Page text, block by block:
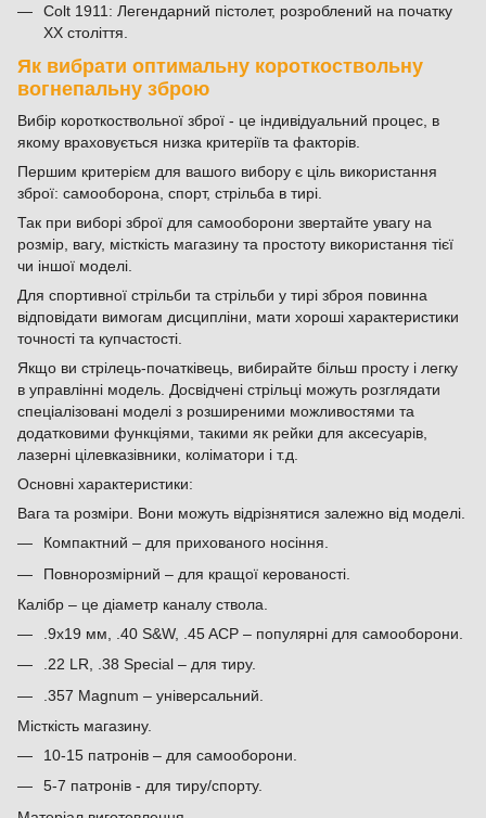
Colt 1911: Легендарний пістолет, розроблений на початку
ХХ століття.
Як вибрати оптимальну короткоствольну
вогнепальну зброю
Вибір короткоствольної зброї - це індивідуальний процес, в
якому враховується низка критеріїв та факторів.
Першим критерієм для вашого вибору є ціль використання
зброї: самооборона, спорт, стрільба в тирі.
Так при виборі зброї для самооборони звертайте увагу на
розмір, вагу, місткість магазину та простоту використання тієї
чи іншої моделі.
Для спортивної стрільби та стрільби у тирі зброя повинна
відповідати вимогам дисципліни, мати хороші характеристики
точності та купчастості.
Якщо ви стрілець-початківець, вибирайте більш просту і легку
в управлінні модель. Досвідчені стрільці можуть розглядати
спеціалізовані моделі з розширеними можливостями та
додатковими функціями, такими як рейки для аксесуарів,
лазерні цілевказівники, коліматори і т.д.
Основні характеристики:
Вага та розміри. Вони можуть відрізнятися залежно від моделі.
Компактний – для прихованого носіння.
Повнорозмірний – для кращої керованості.
Калібр – це діаметр каналу ствола.
.9x19 мм, .40 S&W, .45 ACP – популярні для самооборони.
.22 LR, .38 Special – для тиру.
.357 Magnum – універсальний.
Місткість магазину.
10-15 патронів – для самооборони.
5-7 патронів - для тиру/спорту.